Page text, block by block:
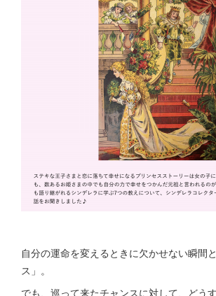
自分の運命を変えるときに欠かせない瞬間
ス」。
でも、巡って来たチャンスに対して、どう